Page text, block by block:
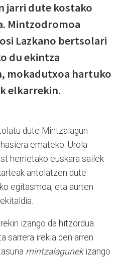
jarri dute kostako
Mintzodromoa
Lazkano bertsolari
du ekintza
mokadutxoa hartuko
elkarrekin.
dute Mintzalagun
emateko. Urola
herrietako euskara sailek
antolatzen dute
egitasmoa, eta aurten
izango da hitzordua
sarrera irekia den arren
mintzalagunekizango